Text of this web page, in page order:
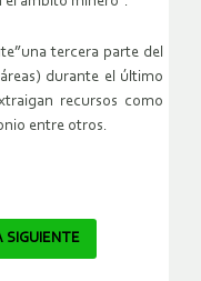
tercera parte del
durante el último
recursos como
entre otros.
SIGUIENTE